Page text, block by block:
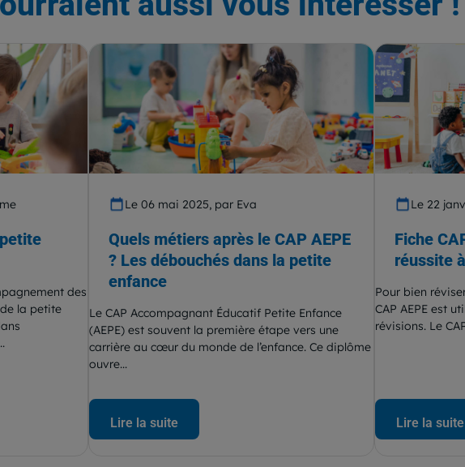
des
de la petite
Le 06 mai 2025, par Eva
Quels métiers après le CAP AEPE
? Les débouchés dans la petite
enfance
Le CAP Accompagnant Éducatif Petite Enfance
(AEPE) est souvent la première étape vers une
carrière au cœur du monde de l’enfance. Ce diplôme
ouvre...
Lire la suite
Le 22
Fiche
réussite
Pour bien
CAP AEPE est
révisions. Le
Lire la suite